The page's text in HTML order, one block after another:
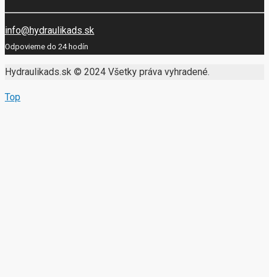
info@hydraulikads.sk
Odpovieme do 24 hodín
Hydraulikads.sk © 2024 Všetky práva vyhradené.
Top